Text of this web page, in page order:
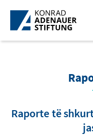
Skip to Main Content
Raporte të